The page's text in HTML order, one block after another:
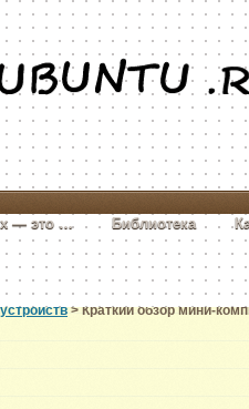
— это … Библиотека
> Краткий обзор мини-